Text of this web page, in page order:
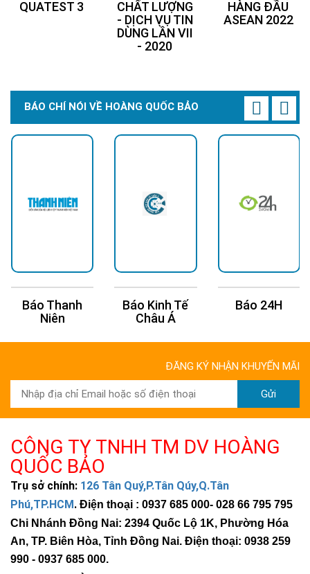
QUATEST 3
CHẤT LƯỢNG
- DỊCH VỤ TIN
DÙNG LẦN VII
- 2020
HÀNG ĐẦU
ASEAN 2022
BÁO CHÍ NÓI VỀ HOÀNG QUỐC BẢO
Báo Kinh Tế
Châu Á
Báo 24H Báo Tuổi Trẻ
ĐĂNG KÝ NHẬN KHUYẾN MÃI
Gửi
CÔNG TY TNHH TM DV HOÀNG
QUỐC BẢO
Trụ sở chính: 126 Tân Quý,P.Tân Qúy,Q.Tân
Phú,TP.HCM. Điện thoại : 0937 685 000- 028 66 795 795
Chi Nhánh Đồng Nai: 2394 Quốc Lộ 1K, Phường Hóa
An, TP. Biên Hòa, Tỉnh Đồng Nai. Điện thoại: 0938 259
990 - 0937 685 000.